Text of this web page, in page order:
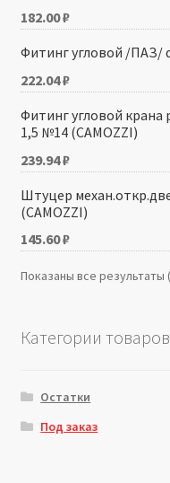
182.00₽
Фитинг угловой /ПАЗ/
222.04₽
Фитинг угловой
1,5 №14 (CAMOZZI)
239.94₽
Штуцер
(CAMOZZI)
145.60₽
Показаны все результаты
Категории товаров
Остатки
Под заказ